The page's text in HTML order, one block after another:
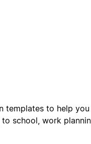
templates to help
school, work